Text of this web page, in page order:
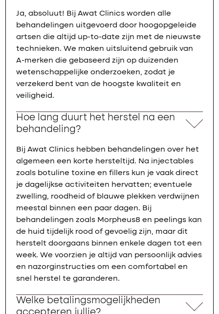
Ja, absoluut! Bij Awat Clinics worden alle
behandelingen uitgevoerd door hoogopgeleide
artsen die altijd up-to-date zijn met de nieuwste
technieken. We maken uitsluitend gebruik van
A-merken die gebaseerd zijn op duizenden
wetenschappelijke onderzoeken, zodat je
verzekerd bent van de hoogste kwaliteit en
veiligheid.
Hoe lang duurt het herstel na een
behandeling?
Bij Awat Clinics hebben behandelingen over het
algemeen een korte hersteltijd. Na injectables
zoals botuline toxine en fillers kun je vaak direct
je dagelijkse activiteiten hervatten; eventuele
zwelling, roodheid of blauwe plekken verdwijnen
meestal binnen een paar dagen. Bij
behandelingen zoals Morpheus8 en peelings kan
de huid tijdelijk rood of gevoelig zijn, maar dit
herstelt doorgaans binnen enkele dagen tot een
week. We voorzien je altijd van persoonlijk advies
en nazorginstructies om een comfortabel en
snel herstel te garanderen.
Welke betalingsmogelijkheden